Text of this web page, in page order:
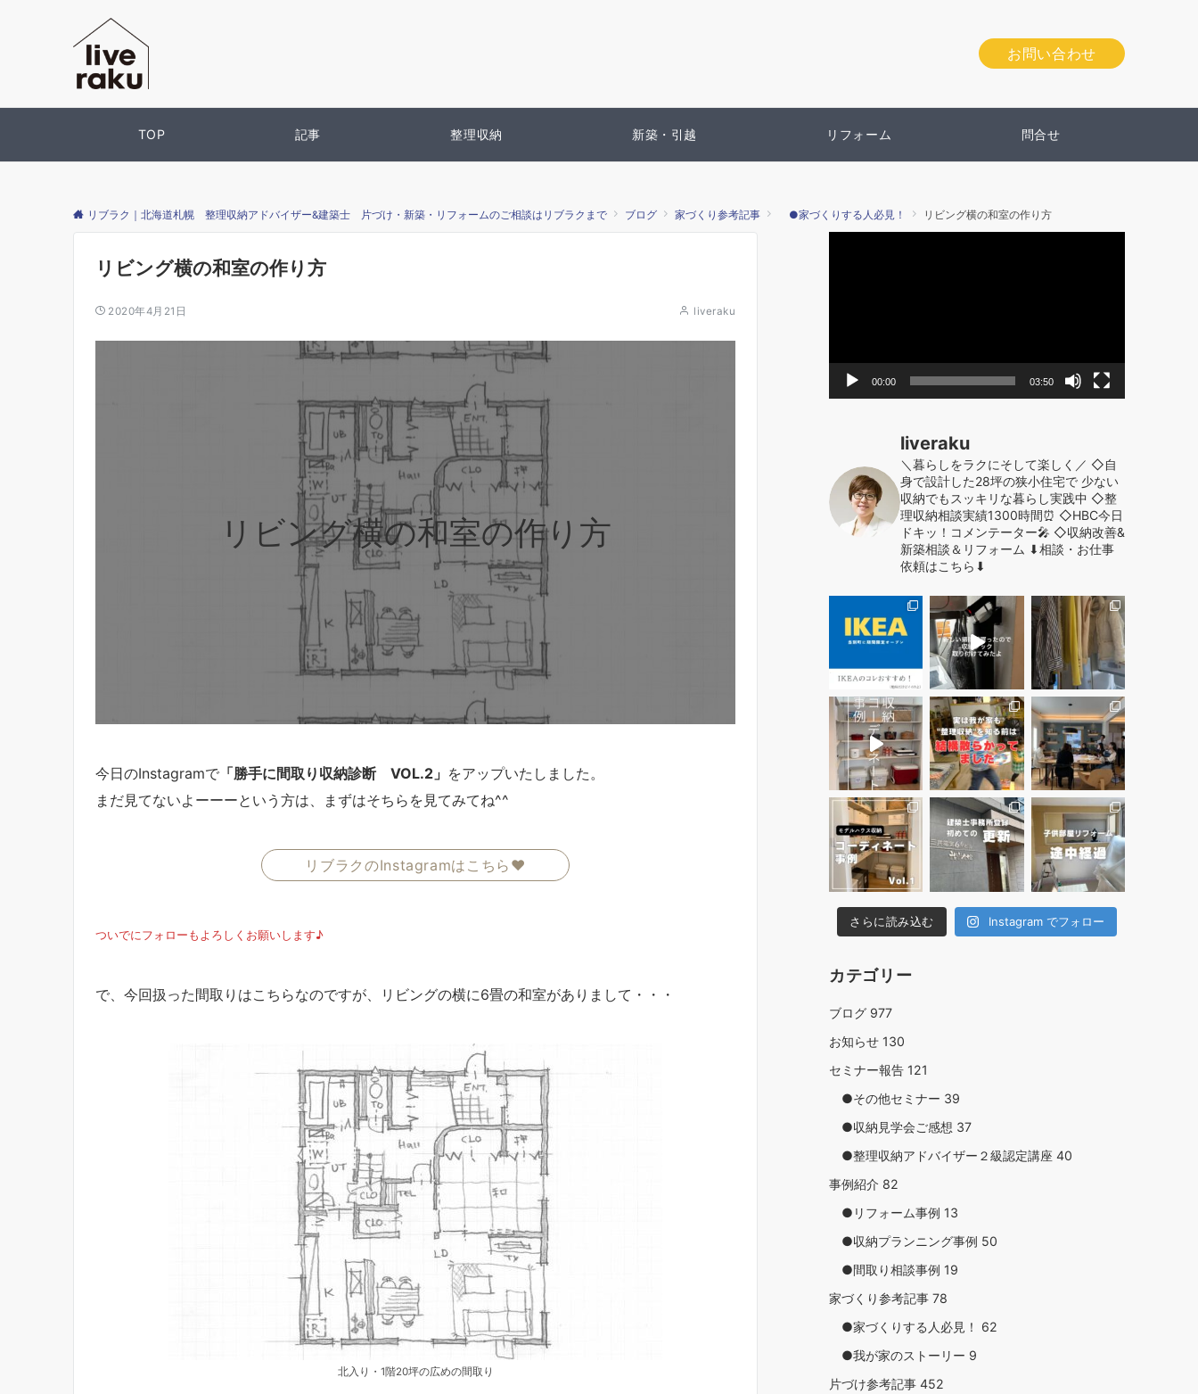
お問い合わせ
TOP 記事 整理収納 新築・引越 リフォーム 問合せ
リブラク｜北海道札幌 整理収納アドバイザー&建築士 片づけ・新築・リフォームのご相談はリブラクまで ブログ 家づくり参考記事 ●家づくりする人必見！ リビング横の和室の作り方
リビング横の和室の作り方
2020年4月21日 liveraku
リビング横の和室の作り方
今日のInstagramで 「勝手に間取り収納診断 VOL.2」 をアップいたしました。
まだ見てないよーーーという方は、まずはそちらを見てみてね^^
リブラクのInstagramはこちら♥
ついでにフォローもよろしくお願いします♪
で、今回扱った間取りはこちらなのですが、リビングの横に6畳の和室がありまして・・・
北入り・1階20坪の広めの間取り
00:00 03:50
liveraku
＼暮らしをラクにそして楽しく／ ◇自
身で設計した28坪の狭小住宅で 少ない
収納でもスッキリな暮らし実践中 ◇整
理収納相談実績1300時間⏰ ◇HBC今日
ドキッ！コメンテーター🎤 ◇収納改善&
新築相談＆リフォーム ⬇︎相談・お仕事
依頼はこちら⬇︎
さらに読み込む Instagram でフォロー
カテゴリー
ブログ 977
お知らせ 130
セミナー報告 121
●その他セミナー 39
●収納見学会ご感想 37
●整理収納アドバイザー２級認定講座 40
事例紹介 82
●リフォーム事例 13
●収納プランニング事例 50
●間取り相談事例 19
家づくり参考記事 78
●家づくりする人必見！ 62
●我が家のストーリー 9
片づけ参考記事 452